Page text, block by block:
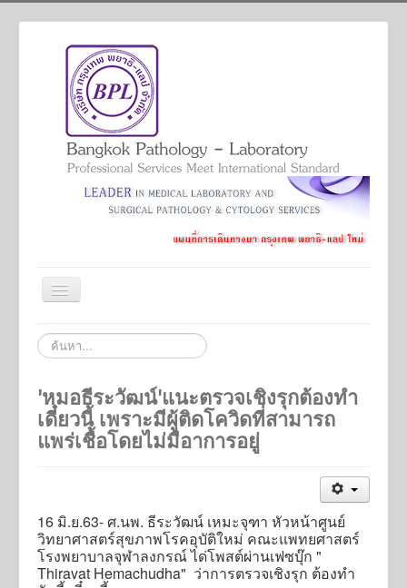
สลับ
เน
เก
ชั่น
Home
Academic And Professional
Activities
นโยบายคุ้มครองข้อมูลส่วนบุคคล
นโยบายการคุ้มครองข้อมูลส่วนบุคคล การบริการ Online
Applications
ค้นหา...
'หมอธีระวัฒน์'แนะตรวจเชิงรุกต้องทำ
เดี๋ยวนี้ เพราะมีผู้ติดโควิดที่สามารถ
แพร่เชื้อโดยไม่มีอาการอยู่
16 มิ.ย.63- ศ.นพ. ธีระวัฒน์ เหมะจุฑา หัวหน้าศูนย์
วิทยาศาสตร์สุขภาพโรคอุบัติใหม่ คณะแพทยศาสตร์
โรงพยาบาลจุฬาลงกรณ์ ได่โพสต์ผ่านเฟซบุ๊ก "
Thiravat Hemachudha" ว่าการตรวจเชิงรุก ต้องทำ